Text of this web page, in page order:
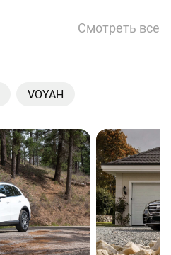
Смотреть все
VOYAH